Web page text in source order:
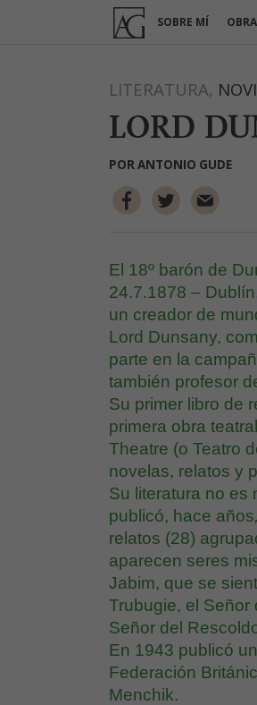
SOBRE MÍ OBRA
LITERATURA,
LORD
PORANTONIO GUDE
El 18º barón de
24.7.1878 –
un creador de
Lord Dunsany,
parte en la
también profesor
Su primer libro de
primera obra teatral
Theatre (o Teatro
novelas, relatos y
Su literatura no es
publicó, hace años
relatos (28)
aparecen seres
Jabim, que se
Trubugie, el Señor
Señor del
En 1943 publicó
Federación
Menchik.